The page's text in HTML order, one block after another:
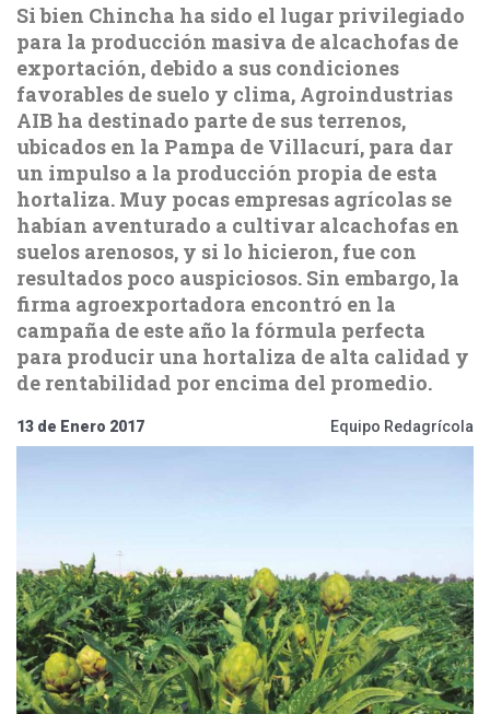
Si bien Chincha ha sido el lugar privilegiado
para la producción masiva de alcachofas de
exportación, debido a sus condiciones
favorables de suelo y clima, Agroindustrias
AIB ha destinado parte de sus terrenos,
ubicados en la Pampa de Villacurí, para dar
un impulso a la producción propia de esta
hortaliza. Muy pocas empresas agrícolas se
habían aventurado a cultivar alcachofas en
suelos arenosos, y si lo hicieron, fue con
resultados poco auspiciosos. Sin embargo, la
firma agroexportadora encontró en la
campaña de este año la fórmula perfecta
para producir una hortaliza de alta calidad y
de rentabilidad por encima del promedio.
13 de Enero 2017 Equipo Redagrícola